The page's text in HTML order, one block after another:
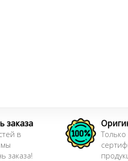
заказа
в
заказа!